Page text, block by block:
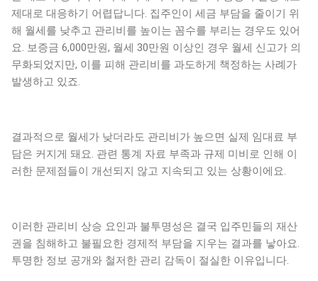
제대로 대응하기 어렵답니다. 집주인이 세금 부담을 줄이기 위
해 월세를 낮추고 관리비를 높이는 꼼수를 부리는 경우도 있어
요. 보증금 6,000만원, 월세 30만원 이상인 경우 월세 신고가 의
무화되었지만, 이를 피해 관리비를 과도하게 책정하는 사례가
발생하고 있죠.
결과적으로 월세가 낮더라도 관리비가 높으면 실제 임대료 부
담은 커지게 돼요. 관련 통계 자료 부족과 규제 미비로 인해 이
러한 문제점들이 개선되지 않고 지속되고 있는 상황이에요.
이러한 관리비 상승 요인과 불투명성은 결국 입주민들의 재산
권을 침해하고 불필요한 경제적 부담을 지우는 결과를 낳아요.
투명한 정보 공개와 철저한 관리 감독이 절실한 이유입니다.